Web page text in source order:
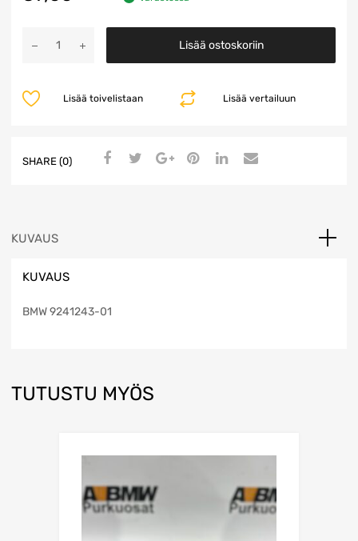
Ohjainpaneeli
Lisää ostoskoriin
Lisää vertailuun
Lisää toivelistaan
SHARE (0)
KUVAUS
KUVAUS
BMW 9241243-01
TUTUSTU MYÖS